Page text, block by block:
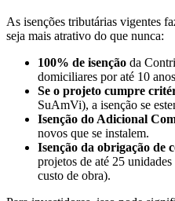
As isenções tributárias vigentes
seja mais atrativo do que nunca:
100% de isenção da
domiciliares por até 10
Se o projeto cumpre
SuAmVi), a isenção se
Isenção do Adicional
novos que se instalem.
Isenção da obrigação de
projetos de até 25
custo de obra).